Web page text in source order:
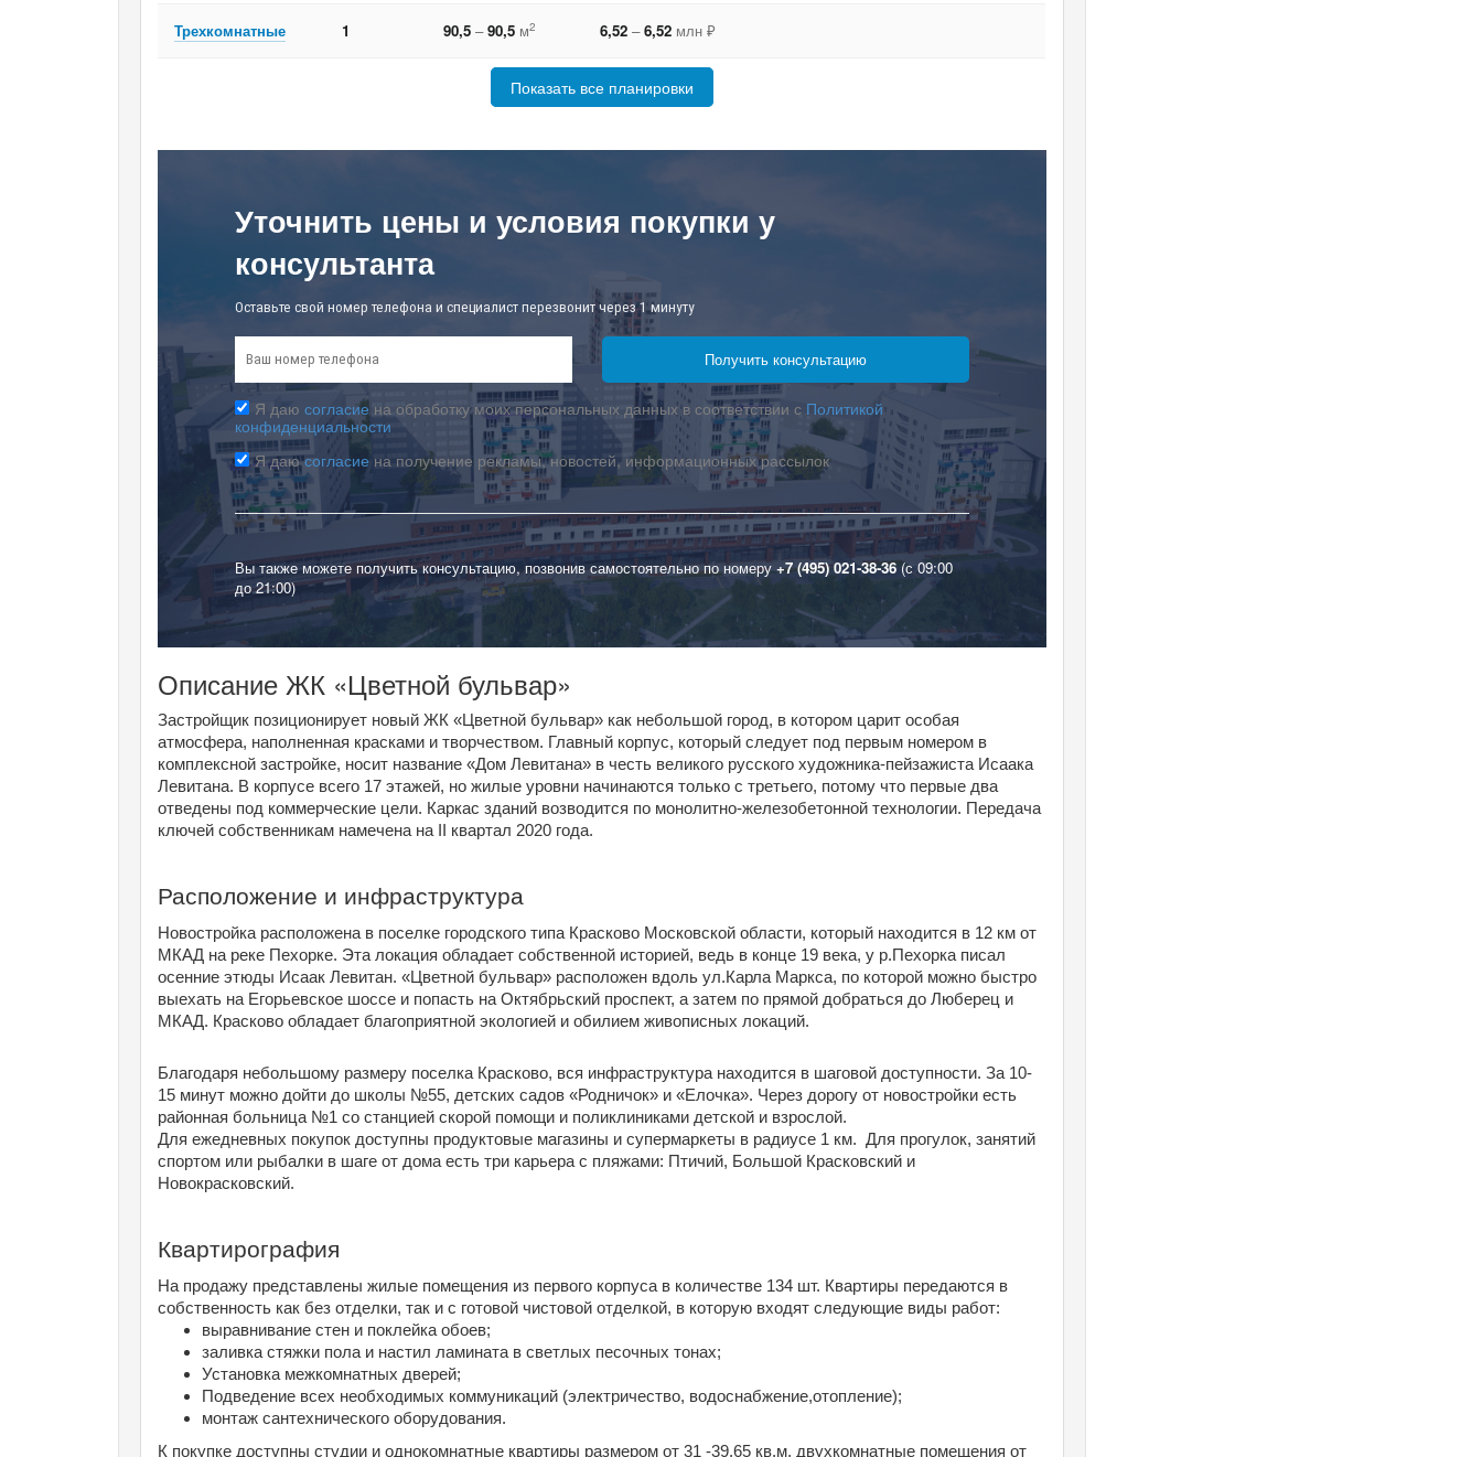
Трехкомнатные 1 90,5 –90,5 м2 6,52 –6,52 млн ₽
Показать все планировки
Уточнить цены и условия покупки у
консультанта
Оставьте свой номер телефона и специалист перезвонит через 1 минуту
Я даю согласие на обработку моих персональных данных в соответствии с Политикой
конфиденциальности
Я даюсогласие на получение рекламы, новостей, информационных рассылок
Вы также можете получить консультацию, позвонив самостоятельно по номеру+7 (495) 021-38-36 (с 09:00
до 21:00)
Описание ЖК «Цветной бульвар»
Застройщик позиционирует новый ЖК «Цветной бульвар» как небольшой город, в котором царит особая
атмосфера, наполненная красками и творчеством. Главный корпус, который следует под первым номером в
комплексной застройке, носит название «Дом Левитана» в честь великого русского художника-пейзажиста Исаака
Левитана. В корпусе всего 17 этажей, но жилые уровни начинаются только с третьего, потому что первые два
отведены под коммерческие цели. Каркас зданий возводится по монолитно-железобетонной технологии. Передача
ключей собственникам намечена на II квартал 2020 года.
Расположение и инфраструктура
Новостройка расположена в поселке городского типа Красково Московской области, который находится в 12 км от
МКАД на реке Пехорке. Эта локация обладает собственной историей, ведь в конце 19 века, у р.Пехорка писал
осенние этюды Исаак Левитан. «Цветной бульвар» расположен вдоль ул.Карла Маркса, по которой можно быстро
выехать на Егорьевское шоссе и попасть на Октябрьский проспект, а затем по прямой добраться до Люберец и
МКАД. Красково обладает благоприятной экологией и обилием живописных локаций.
Благодаря небольшому размеру поселка Красково, вся инфраструктура находится в шаговой доступности. За 10-
15 минут можно дойти до школы №55, детских садов «Родничок» и «Елочка». Через дорогу от новостройки есть
районная больница №1 со станцией скорой помощи и поликлиниками детской и взрослой.
Для ежедневных покупок доступны продуктовые магазины и супермаркеты в радиусе 1 км.  Для прогулок, занятий
спортом или рыбалки в шаге от дома есть три карьера с пляжами: Птичий, Большой Красковский и
Новокрасковский.
Квартирография
На продажу представлены жилые помещения из первого корпуса в количестве 134 шт. Квартиры передаются в
собственность как без отделки, так и с готовой чистовой отделкой, в которую входят следующие виды работ:
выравнивание стен и поклейка обоев;
заливка стяжки пола и настил ламината в светлых песочных тонах;
Установка межкомнатных дверей;
Подведение всех необходимых коммуникаций (электричество, водоснабжение,отопление);
монтаж сантехнического оборудования.
К покупке доступны студии и однокомнатные квартиры размером от 31 -39.65 кв.м, двухкомнатные помещения от